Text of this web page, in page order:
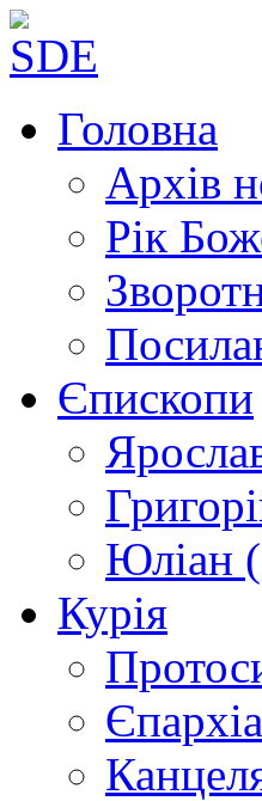
Головна
Архів
Рік
Єпископи
Юліан
Курія